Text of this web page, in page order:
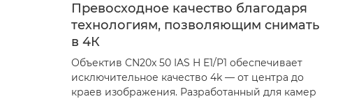
Превосходное качество благодаря
технологиям, позволяющим снимать
в 4К
Объектив CN20x 50 IAS H E1/P1 обеспечивает
исключительное качество 4k — от центра до
краев изображения. Разработанный для камер